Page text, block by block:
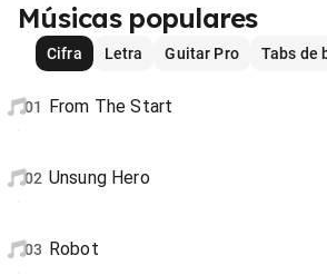
Músicas populares
Cifra
Letra Guitar Pro Tabs de
01 From The Start
02 Unsung Hero
03 Robot